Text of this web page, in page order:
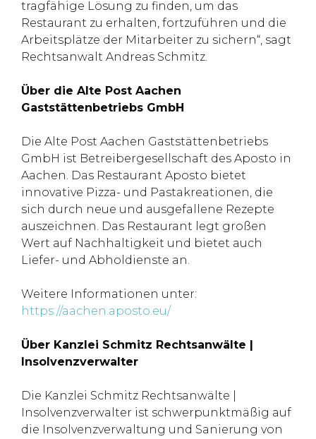
tragfähige Lösung zu finden, um das
Restaurant zu erhalten, fortzuführen und die
Arbeitsplätze der Mitarbeiter zu sichern“, sagt
Rechtsanwalt Andreas Schmitz.
Über die Alte Post Aachen
Gaststättenbetriebs GmbH
Die Alte Post Aachen Gaststättenbetriebs
GmbH ist Betreibergesellschaft des Aposto in
Aachen. Das Restaurant Aposto bietet
innovative Pizza- und Pastakreationen, die
sich durch neue und ausgefallene Rezepte
auszeichnen. Das Restaurant legt großen
Wert auf Nachhaltigkeit und bietet auch
Liefer- und Abholdienste an.
Weitere Informationen unter:
https://aachen.aposto.eu/
Über Kanzlei Schmitz Rechtsanwälte |
Insolvenzverwalter
Die Kanzlei Schmitz Rechtsanwälte |
Insolvenzverwalter ist schwerpunktmäßig auf
die Insolvenzverwaltung und Sanierung von